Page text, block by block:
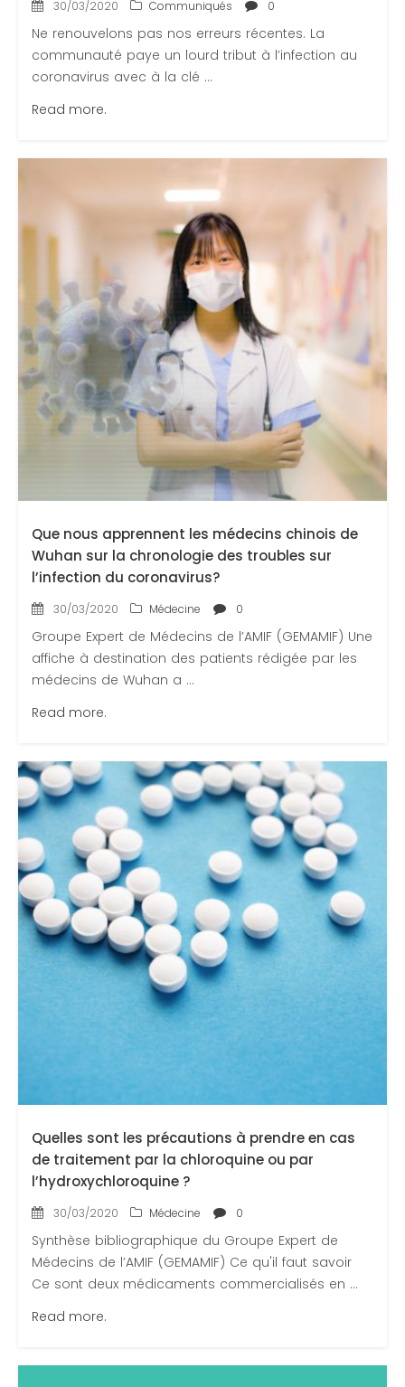
30/03/2020 Communiqués 0
Ne renouvelons pas nos erreurs récentes. La
communauté paye un lourd tribut à l’infection au
coronavirus avec à la clé ...
Read more.
Que nous apprennent les médecins chinois de
Wuhan sur la chronologie des troubles sur
l’infection du coronavirus?
30/03/2020 Médecine 0
Groupe Expert de Médecins de l’AMIF (GEMAMIF) Une
affiche à destination des patients rédigée par les
médecins de Wuhan a ...
Read more.
Quelles sont les précautions à prendre en cas
de traitement par la chloroquine ou par
l’hydroxychloroquine ?
30/03/2020 Médecine 0
Synthèse bibliographique du Groupe Expert de
Médecins de l’AMIF (GEMAMIF) Ce qu'il faut savoir
Ce sont deux médicaments commercialisés en ...
Read more.